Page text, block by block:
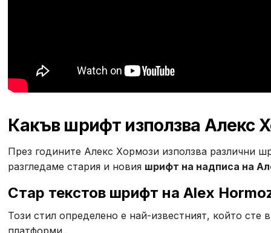
Какъв шрифт използва Алекс
През годините Алекс Хормози използва различни
разгледаме стария и новия шрифт на надписа на
Стар текстов шрифт на Alex
Този стил определено е най-известният, който